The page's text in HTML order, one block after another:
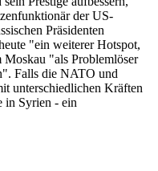
der US-
Präsidenten
"ein weiterer Hotspot,
"als Problemlöser
Falls die NATO und
unterschiedlichen Kräften
in Syrien - ein